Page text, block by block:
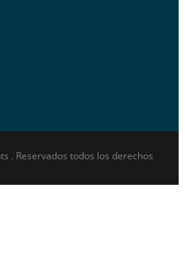
. Reservados todos los derechos